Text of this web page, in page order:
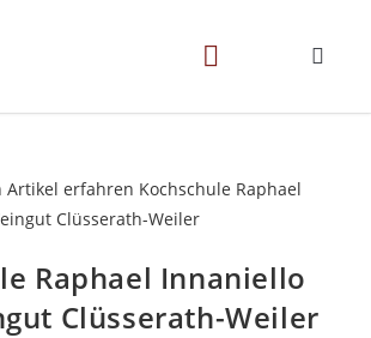
Raphael Innaniello
Clüsserath-Weiler